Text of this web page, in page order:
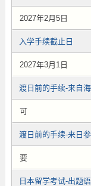
2027年2月5日
入学手续截止日
2027年3月1日
渡日前的手续-来自
可
渡日前的手续-来日
要
日本留学考试-出题